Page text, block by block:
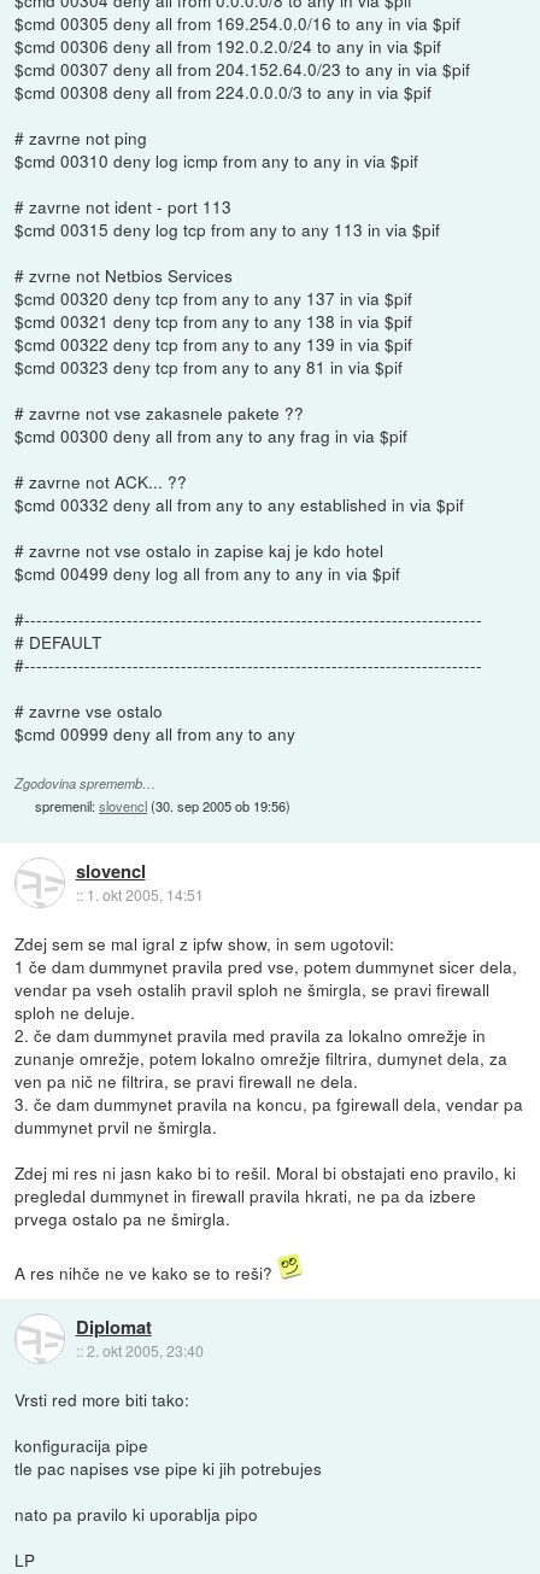
$cmd 00305 deny all from 169.254.0.0/16 to any in via $pif
$cmd 00306 deny all from 192.0.2.0/24 to any in via $pif
$cmd 00307 deny all from 204.152.64.0/23 to any in via $pif
$cmd 00308 deny all from 224.0.0.0/3 to any in via $pif
# zavrne not ping
$cmd 00310 deny log icmp from any to any in via $pif
# zavrne not ident - port 113
$cmd 00315 deny log tcp from any to any 113 in via $pif
# zvrne not Netbios Services
$cmd 00320 deny tcp from any to any 137 in via $pif
$cmd 00321 deny tcp from any to any 138 in via $pif
$cmd 00322 deny tcp from any to any 139 in via $pif
$cmd 00323 deny tcp from any to any 81 in via $pif
# zavrne not vse zakasnele pakete ??
$cmd 00300 deny all from any to any frag in via $pif
# zavrne not ACK... ??
$cmd 00332 deny all from any to any established in via $pif
# zavrne not vse ostalo in zapise kaj je kdo hotel
$cmd 00499 deny log all from any to any in via $pif
#----------------------------------------------------------------------------
# DEFAULT
#----------------------------------------------------------------------------
# zavrne vse ostalo
$cmd 00999 deny all from any to any
Zgodovina sprememb…
spremenil:slovencl(30. sep 2005 ob 19:56)
slovencl
:: 1. okt 2005, 14:51
Zdej sem se mal igral z ipfw show, in sem ugotovil:
1 če dam dummynet pravila pred vse, potem dummynet sicer dela,
vendar pa vseh ostalih pravil sploh ne šmirgla, se pravi firewall
sploh ne deluje.
2. če dam dummynet pravila med pravila za lokalno omrežje in
zunanje omrežje, potem lokalno omrežje filtrira, dumynet dela, za
ven pa nič ne filtrira, se pravi firewall ne dela.
3. če dam dummynet pravila na koncu, pa fgirewall dela, vendar pa
dummynet prvil ne šmirgla.
Zdej mi res ni jasn kako bi to rešil. Moral bi obstajati eno pravilo, ki
pregledal dummynet in firewall pravila hkrati, ne pa da izbere
prvega ostalo pa ne šmirgla.
A res nihče ne ve kako se to reši?
Diplomat
::2. okt 2005, 23:40
Vrsti red more biti tako:
konfiguracija pipe
tle pac napises vse pipe ki jih potrebujes
nato pa pravilo ki uporablja pipo
LP